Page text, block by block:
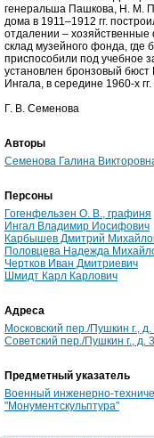
генеральша Пашкова, Н. М.
дома в 1911–1912 гг.
отдалении – хозяйственные
склад музейного фонда, где
приспособили под учебное
установлен бронзовый
Ингала, в середине 1960-х
Г. В. Семенова
Авторы
Семенова Галина
Персоны
Гогенфельзен О. В., графиня
Ингал Владимир Иосифович
Карбышев Дмитрий
Половцева Надежда
Чертков Иван Дмитриевич
Шмидт Карл Карлович
Адреса
Московский пер./Пушкин г.,
Советский пер./Пушкин г., д. 3
Предметный указатель
Военный инженерно-
"Монументскульптура"